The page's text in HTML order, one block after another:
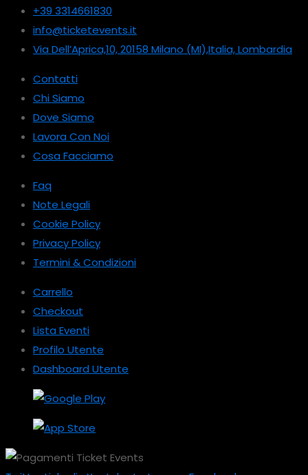
+39 3314661830
info@ticketevents.it
Via Dell’Aprica,10, 20158 Milano (MI),Italia, Lombardia
Contatti
Chi Siamo
Dove Siamo
Lavora Con Noi
Cosa Facciamo
Faq
Note Legali
Cookie Policy
Privacy Policy
Termini & Condizioni
Carrello
Checkout
Lista Eventi
Profilo Utente
Dashboard Utente